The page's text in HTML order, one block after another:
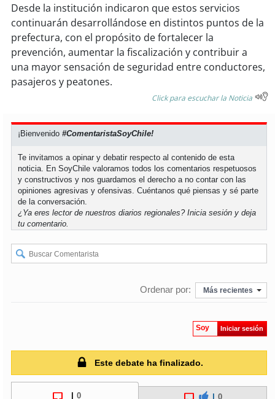
Desde la institución indicaron que estos servicios
continuarán desarrollándose en distintos puntos de la
prefectura, con el propósito de fortalecer la
prevención, aumentar la fiscalización y contribuir a
una mayor sensación de seguridad entre conductores,
pasajeros y peatones.
Click para escuchar la Noticia
¡Bienvenido#ComentaristaSoyChile!
Te invitamos a opinar y debatir respecto al contenido de esta
noticia. En SoyChile valoramos todos los comentarios respetuosos
y constructivos y nos guardamos el derecho a no contar con las
opiniones agresivas y ofensivas. Cuéntanos qué piensas y sé parte
de la conversación.
¿Ya eres lector de nuestros diarios regionales?Inicia sesión y deja
tu comentario.
Ordenar por: Más recientes
Soy Iniciar sesión
Este debate ha finalizado.
0 0